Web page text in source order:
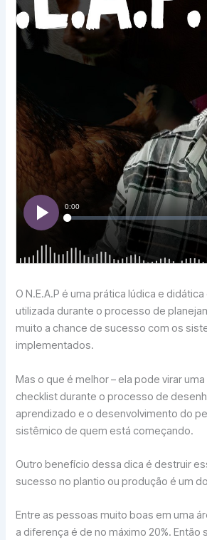
O N.E.A.P é uma prática lúdica e
utilizada durante o processo de
muito a chance de sucesso com os
implementados.
Mas o que é melhor – ela pode virar
checklist durante o processo de
aprendizado e o desenvolvimento do
sistêmico de quem está começando.
Outro benefício dessa dica é destruir
sucesso no plantio ou produção é um
Entre as pessoas muito boas em uma
a diferença é de no máximo 20%. Então